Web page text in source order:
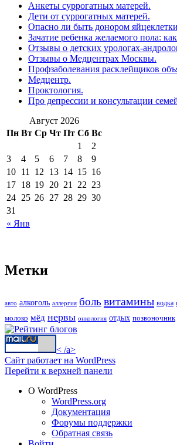
Анкеты суррогатных матерей.
Дети от суррогатных матерей.
Опасно ли быть донором
Зачатие ребенка желаемого пола:
Отзывы о детских урологах-
Отзывы о Медцентрах Москвы.
Профзаболевания расклейщиков
Медцентр.
Проктология.
Про депрессии и консультации
Август 2026
Пн Вт Ср Чт Пт Сб Вс
« Янв
1
2
3
4 5 6 7 8
9
10 11 12 13 14 15 16
17 18 19 20 21 22 23
24 25 26 27 28 29 30
31
Метки
авто алкоголь аллергия боль витамины водка
молоко мёд нервы онкология отдых позвоночник
< /a>
Сайт работает на WordPress
Перейти к верхней панели
О WordPress
WordPress.org
Документация
Форумы поддержки
Обратная связь